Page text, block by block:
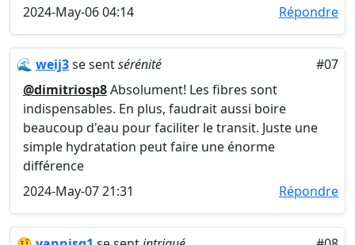
2024-May-06 04:14
Répondre
🌊 weij3se sentsérénité
#07
@dimitriosp8Absolument! Les fibres sont
indispensables. En plus, faudrait aussi boire
beaucoup d'eau pour faciliter le transit. Juste une
simple hydratation peut faire une énorme
différence
2024-May-07 21:31
Répondre